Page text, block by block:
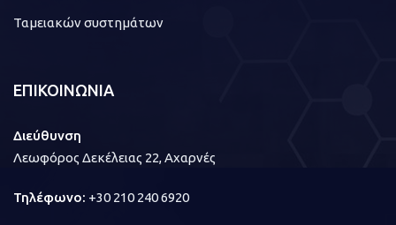
Ταμειακών συστημάτων
ΕΠΙΚΟΙΝΩΝΙΑ
Διεύθυνση
Λεωφόρος Δεκέλειας 22, Αχαρνές
Τηλέφωνο: +30 210 240 6920